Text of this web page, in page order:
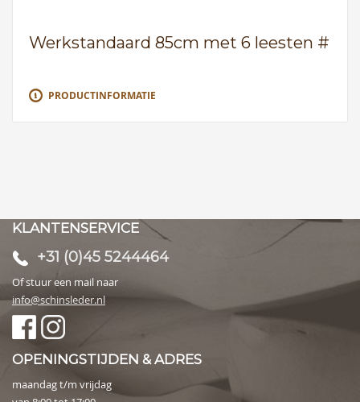
Werkstandaard 85cm met 6 leesten #
PRODUCTINFORMATIE
KLANTENSERVICE
+31 (0)45 5244464
Of stuur een mail naar
info@schinsleder.nl
OPENINGSTIJDEN & ADRES
maandag t/m vrijdag